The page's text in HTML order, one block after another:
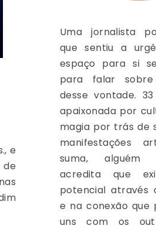
e
de
Uma jornalista
que sentiu a
espaço para si
para falar
desse vontade.
apaixonada por
magia por trás de
manifestações
suma, alguém
acredita que
potencial através
e na conexão que
uns com os